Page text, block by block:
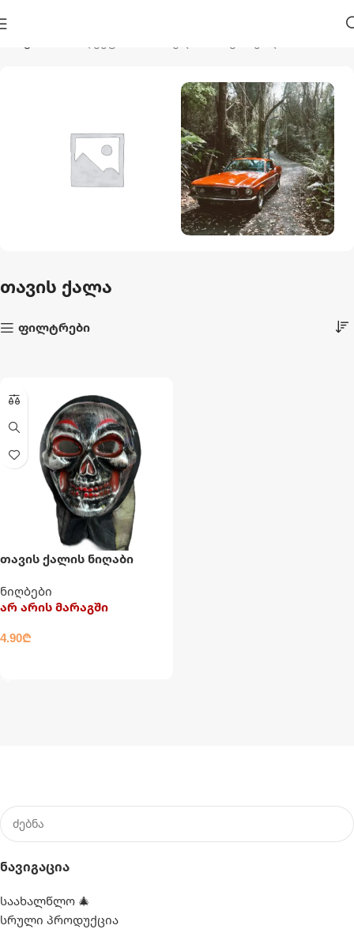
44 პროდუქტი
თავის ქალა
ფილტრები
თავის ქალის ნიღაბი
ნიღბები
არ არის მარაგში
4.90₾
Ნავიგაცია
საახალწლო 🎄
სრული პროდუქცია